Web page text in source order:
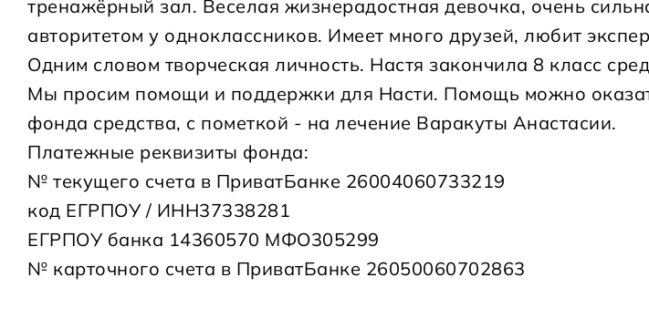
тренажёрный зал. Веселая жизнерадостная девочка, очень
авторитетом у одноклассников. Имеет много друзей, любит
Одним словом творческая личность. Настя закончила 8 класс
Мы просим помощи и поддержки для Насти. Помощь можно
фонда средства, с пометкой - на лечение Варакуты Анастасии.
Платежные реквизиты фонда:
№ текущего счета в ПриватБанке 26004060733219
код ЕГРПОУ / ИНН37338281
ЕГРПОУ банка 14360570 МФО305299
№ карточного счета в ПриватБанке 26050060702863